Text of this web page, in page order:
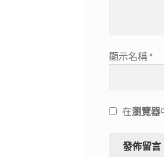
顯示名稱 *
在瀏覽器